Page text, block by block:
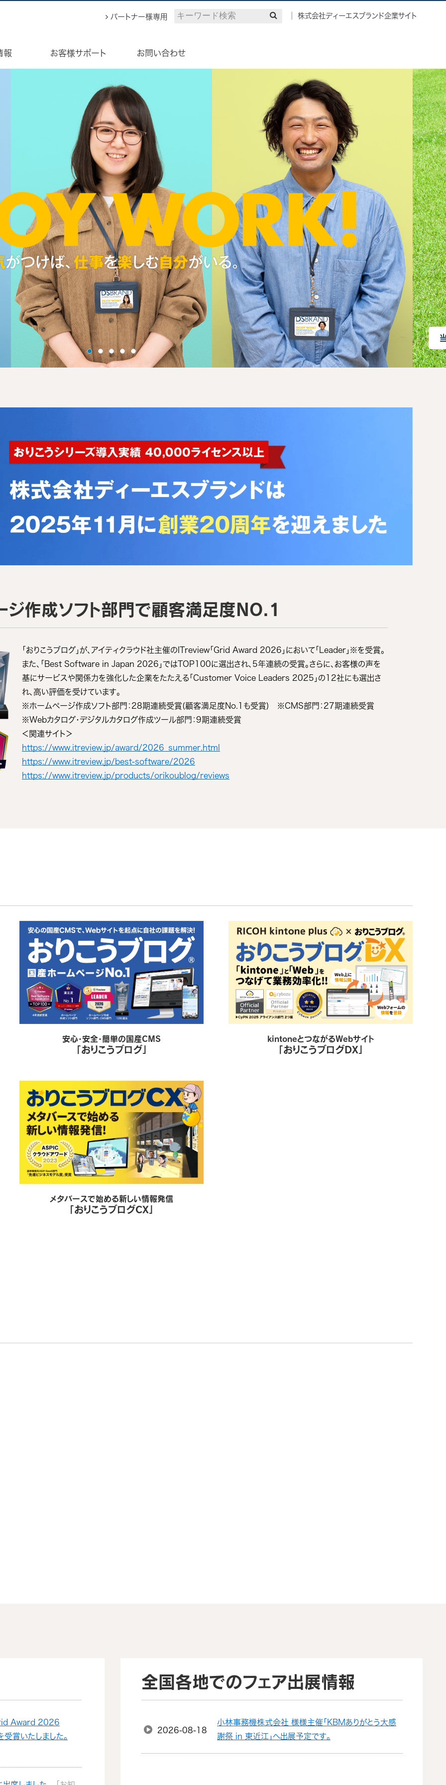
│ 株式会社ディーエスブランド企業サイト
報 お客様サポート お問い合わせ
検索
パートナー様専用
ジ作成ソフト部門で顧客満足度NO.1
「おりこうブログ」が、アイティクラウド社主催のITreview「Grid Award 2026」において「Leader」※を受賞。
また、「Best Software in Japan 2026」ではTOP100に選出され、5年連続の受賞。さらに、お客様の声を
基にサービスや関係力を強化した企業をたたえる「Customer Voice Leaders 2025」の12社にも選出さ
れ、高い評価を受けています。
※ホームページ作成ソフト部門：28期連続受賞(顧客満足度No.1も受賞) ※CMS部門：27期連続受賞
※Webカタログ・デジタルカタログ作成ツール部門：9期連続受賞
＜関連サイト＞
https://www.itreview.jp/award/2026_summer.html
https://www.itreview.jp/best-software/2026
https://www.itreview.jp/products/orikoublog/reviews
安心・安全・簡単の国産CMS
「おりこうブログ」
kintoneとつながるWebサイト
「おりこうブログDX」
メタバースで始める新しい情報発信
「おりこうブログCX」
Award 2026
賞いたしました。
全国各地でのフェア出展情報
2026-08-18
小林事務機株式会社 様様主催「KBMありがとう大感
謝祭 in 東近江」へ出展予定です。